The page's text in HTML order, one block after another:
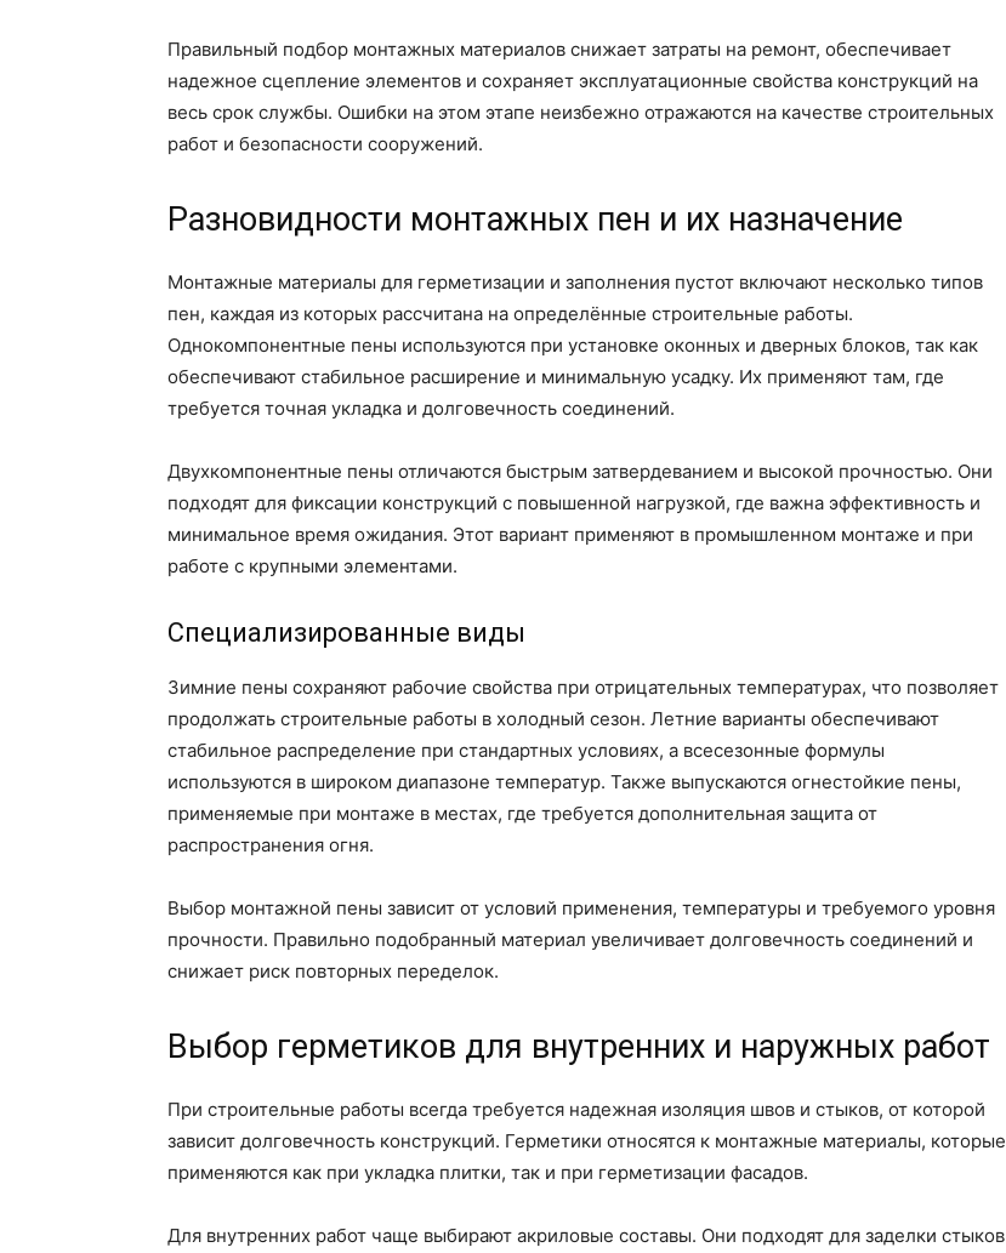
Правильный подбор монтажных материалов снижает затраты на ремонт, обеспечивает
надежное сцепление элементов и сохраняет эксплуатационные свойства конструкций на
весь срок службы. Ошибки на этом этапе неизбежно отражаются на качестве строительных
работ и безопасности сооружений.
Разновидности монтажных пен и их назначение
Монтажные материалы для герметизации и заполнения пустот включают несколько типов
пен, каждая из которых рассчитана на определённые строительные работы.
Однокомпонентные пены используются при установке оконных и дверных блоков, так как
обеспечивают стабильное расширение и минимальную усадку. Их применяют там, где
требуется точная укладка и долговечность соединений.
Двухкомпонентные пены отличаются быстрым затвердеванием и высокой прочностью. Они
подходят для фиксации конструкций с повышенной нагрузкой, где важна эффективность и
минимальное время ожидания. Этот вариант применяют в промышленном монтаже и при
работе с крупными элементами.
Специализированные виды
Зимние пены сохраняют рабочие свойства при отрицательных температурах, что позволяет
продолжать строительные работы в холодный сезон. Летние варианты обеспечивают
стабильное распределение при стандартных условиях, а всесезонные формулы
используются в широком диапазоне температур. Также выпускаются огнестойкие пены,
применяемые при монтаже в местах, где требуется дополнительная защита от
распространения огня.
Выбор монтажной пены зависит от условий применения, температуры и требуемого уровня
прочности. Правильно подобранный материал увеличивает долговечность соединений и
снижает риск повторных переделок.
Выбор герметиков для внутренних и наружных работ
При строительные работы всегда требуется надежная изоляция швов и стыков, от которой
зависит долговечность конструкций. Герметики относятся к монтажные материалы, которые
применяются как при укладка плитки, так и при герметизации фасадов.
Для внутренних работ чаще выбирают акриловые составы. Они подходят для заделки стыков